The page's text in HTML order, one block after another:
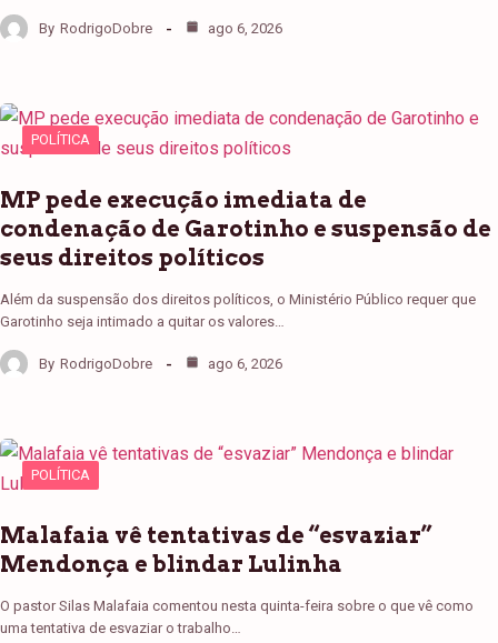
By RodrigoDobre ago 6, 2026
POLÍTICA
MP pede execução imediata de
condenação de Garotinho e suspensão de
seus direitos políticos
Além da suspensão dos direitos políticos, o Ministério Público requer que
Garotinho seja intimado a quitar os valores…
By RodrigoDobre ago 6, 2026
POLÍTICA
Malafaia vê tentativas de “esvaziar”
Mendonça e blindar Lulinha
O pastor Silas Malafaia comentou nesta quinta-feira sobre o que vê como
uma tentativa de esvaziar o trabalho…